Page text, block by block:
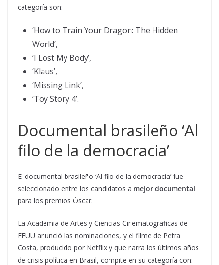
categoría son:
‘How to Train Your Dragon: The Hidden
World’,
‘I Lost My Body’,
‘Klaus’,
‘Missing Link’,
‘Toy Story 4’.
Documental brasileño ‘Al
filo de la democracia’
El documental brasileño ‘Al filo de la democracia’ fue
seleccionado entre los candidatos a mejor documental
para los premios Óscar.
La Academia de Artes y Ciencias Cinematográficas de
EEUU anunció las nominaciones, y el filme de Petra
Costa, producido por Netflix y que narra los últimos años
de crisis política en Brasil, compite en su categoría con: